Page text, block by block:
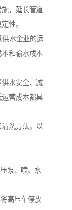
，延长管道
性。
供水企业的运
和输水成本
水安全、减
营成本都具
洗方法，以
泵、喷、水
高压车停放